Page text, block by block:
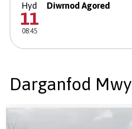
Hyd
11
08:45
Diwrnod Agored
Darganfod Mwy